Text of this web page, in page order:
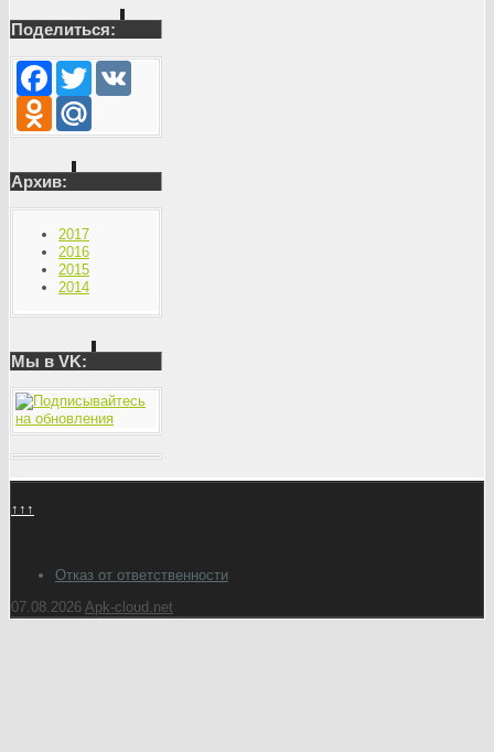
Поделиться:
FacebookTwitter
Odnoklassniki
Архив:
2017
2016
2015
2014
Мы в VK:
↑↑↑
Отказ от ответственности
07.08.2026 Apk-cloud.net